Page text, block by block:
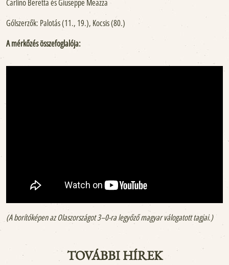
Carlino Beretta és Giuseppe Meazza
Gólszerzők: Palotás (11., 19.), Kocsis (80.)
A mérkőzés összefoglalója:
(A borítóképen az Olaszországot 3–0-ra legyőző magyar válogatott tagjai.)
TOVÁBBI HÍREK